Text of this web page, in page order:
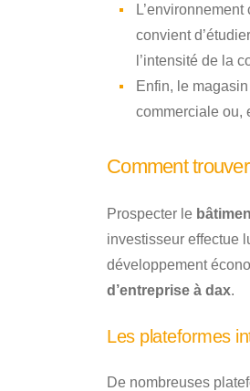
convient
l’intensité de la
Enfin, le
commerciale ou,
Comment
Prospecter le
investisseur effectue
développement
d’entreprise à dax.
Les plateformes
De nombreuses